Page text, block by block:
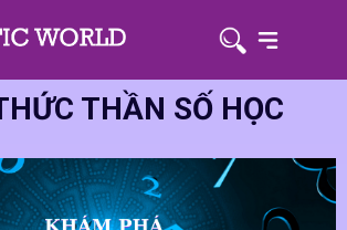
THẦN SỐ HỌC